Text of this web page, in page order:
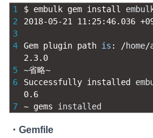
1
2
3
4
5
6
7
$ embulk gem install
2018-05-21 11 : 25:46.036 +
Gem plugin path is : /home/
2.3.0
~省略~
Successfully installed
0.6
~ gems installed
・Gemfile